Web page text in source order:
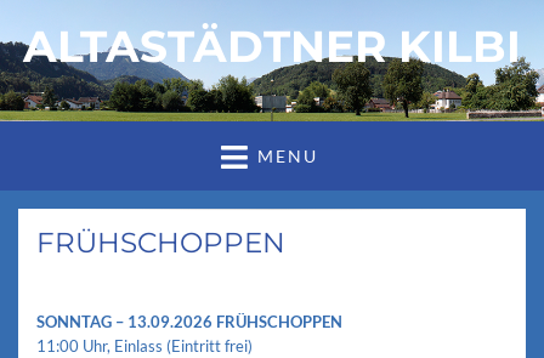
ALTASTÄDTNER KILBI
MENU
FRÜHSCHOPPEN
SONNTAG – 13.09.2026 FRÜHSCHOPPEN
11:00 Uhr, Einlass (Eintritt frei)